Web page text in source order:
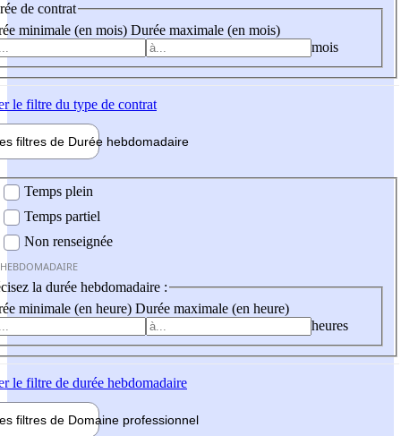
de contrat
minimale (en mois) Durée maximale (en mois)
mois
le filtre du type de contrat
filtres de Durée hebdomadaire
Temps plein
Temps partiel
Non renseignée
la durée hebdomadaire :
minimale (en heure) Durée maximale (en heure)
heures
le filtre de durée hebdomadaire
filtres de Domaine professionnel